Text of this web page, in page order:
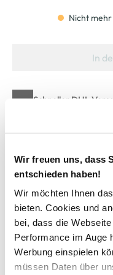
Wir freuen uns, dass
entschieden haben!
Wir möchten Ihnen
bieten. Cookies und
bei, dass die
Performance im Auge
Werbung einspielen
müssen Daten über
Nicht
In
Schneller DHL
Kostenfreie
Zur
Herren Leinenhemd